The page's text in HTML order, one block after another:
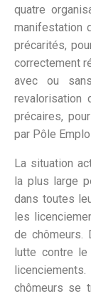
quatre
manifestation
précarités,
correctement
avec ou
revalorisation
précaires,
par Pôle
La situation
la plus large
dans toutes
les
de chômeurs.
lutte contre
chômeurs se